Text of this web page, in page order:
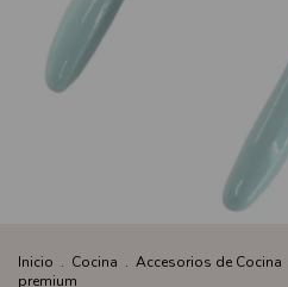
Inicio . Cocina . Accesorios de Cocina
premium